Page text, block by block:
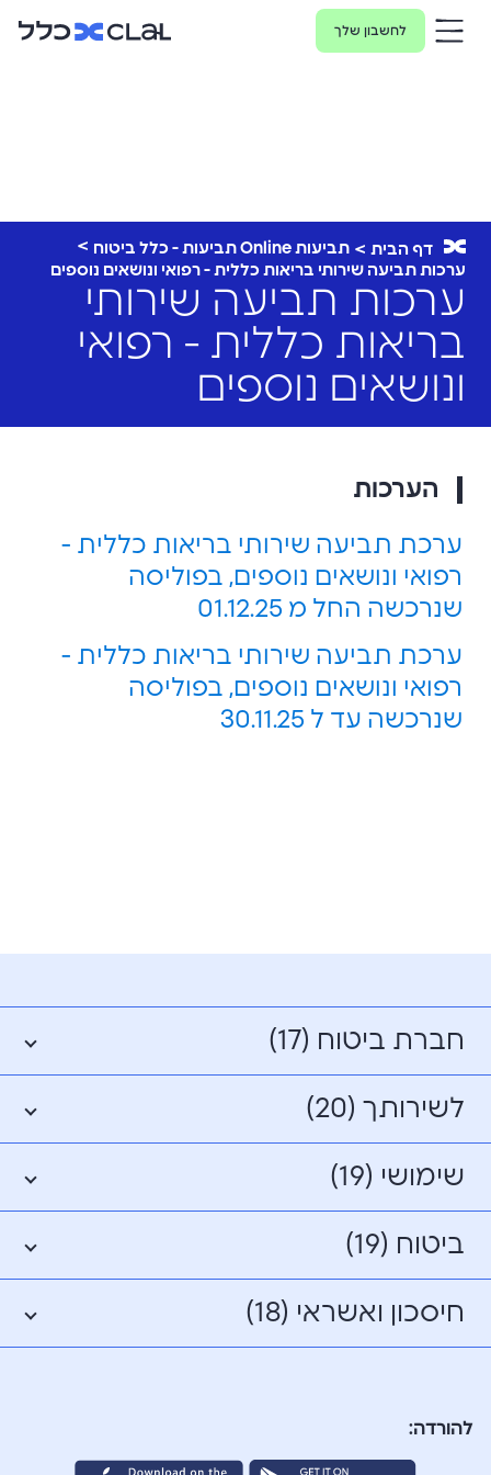
לחשבון שלך
דף הבית
תביעות Online תביעות - כלל ביטוח
ערכות תביעה שירותי בריאות כללית - רפואי ונושאים נוספים
ערכות תביעה שירותי
בריאות כללית - רפואי
ונושאים נוספים
הערכות
ערכת תביעה שירותי בריאות כללית -
רפואי ונושאים נוספים, בפוליסה
שנרכשה החל מ 01.12.25
ערכת תביעה שירותי בריאות כללית -
רפואי ונושאים נוספים, בפוליסה
שנרכשה עד ל 30.11.25
חברת ביטוח (17)
לשירותך (20)
שימושי (19)
ביטוח (19)
חיסכון ואשראי (18)
להורדה: